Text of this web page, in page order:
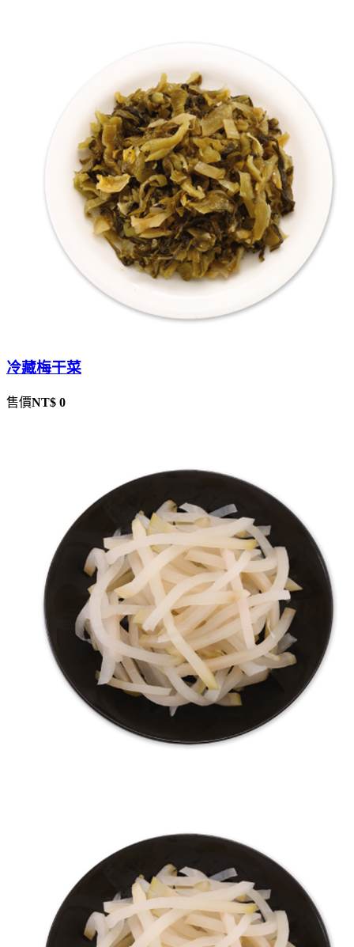
冷藏梅干菜
售價NT$ 0